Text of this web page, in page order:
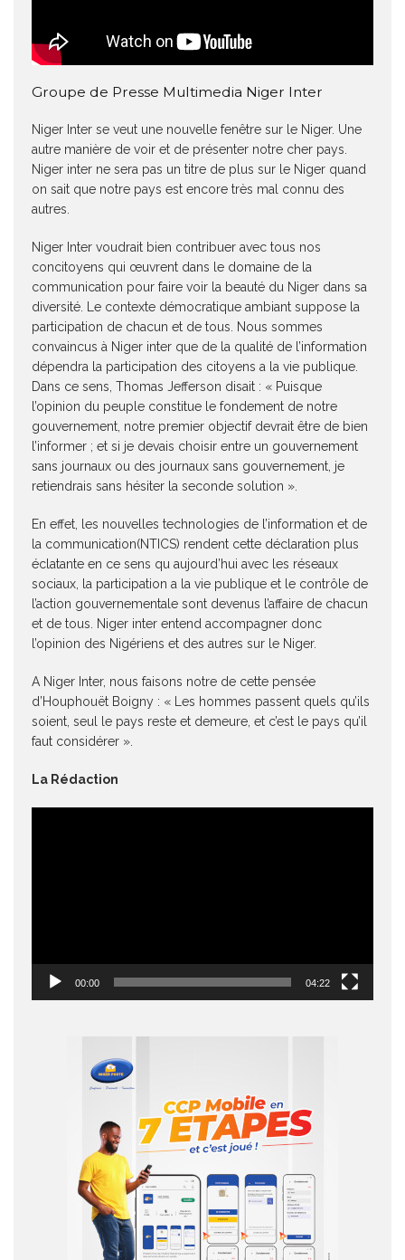
Groupe de Presse Multimedia Niger Inter
Niger Inter se veut une nouvelle fenêtre sur le Niger. Une
autre manière de voir et de présenter notre cher pays.
Niger inter ne sera pas un titre de plus sur le Niger quand
on sait que notre pays est encore très mal connu des
autres.
Niger Inter voudrait bien contribuer avec tous nos
concitoyens qui œuvrent dans le domaine de la
communication pour faire voir la beauté du Niger dans sa
diversité. Le contexte démocratique ambiant suppose la
participation de chacun et de tous. Nous sommes
convaincus à Niger inter que de la qualité de l’information
dépendra la participation des citoyens a la vie publique.
Dans ce sens, Thomas Jefferson disait : « Puisque
l’opinion du peuple constitue le fondement de notre
gouvernement, notre premier objectif devrait être de bien
l’informer ; et si je devais choisir entre un gouvernement
sans journaux ou des journaux sans gouvernement, je
retiendrais sans hésiter la seconde solution ».
En effet, les nouvelles technologies de l’information et de
la communication(NTICS) rendent cette déclaration plus
éclatante en ce sens qu aujourd’hui avec les réseaux
sociaux, la participation a la vie publique et le contrôle de
l’action gouvernementale sont devenus l’affaire de chacun
et de tous. Niger inter entend accompagner donc
l’opinion des Nigériens et des autres sur le Niger.
A Niger Inter, nous faisons notre de cette pensée
d’Houphouët Boigny : « Les hommes passent quels qu’ils
soient, seul le pays reste et demeure, et c’est le pays qu’il
faut considérer ».
La Rédaction
00:00 04:22